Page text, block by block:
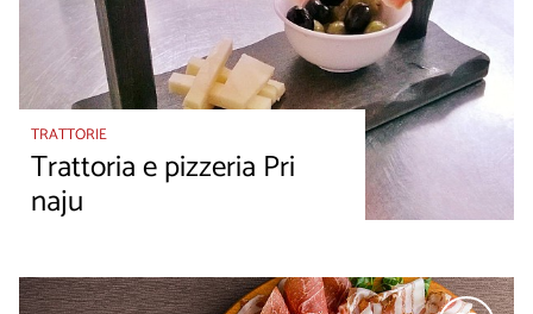
TRATTORIE
Trattoria e pizzeria Pri
naju